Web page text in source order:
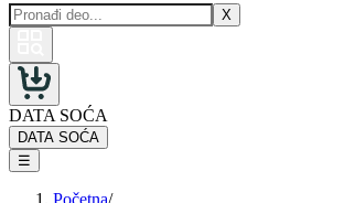
X
DATA SOĆA
DATA SOĆA
☰
Početna/